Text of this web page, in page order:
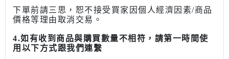
下單前請三思，恕不接受買家因個人經濟因素/商品
價格等理由取消交易。
4.如有收到商品與購買數量不相符，請第一時間使
用以下方式跟我們連繫